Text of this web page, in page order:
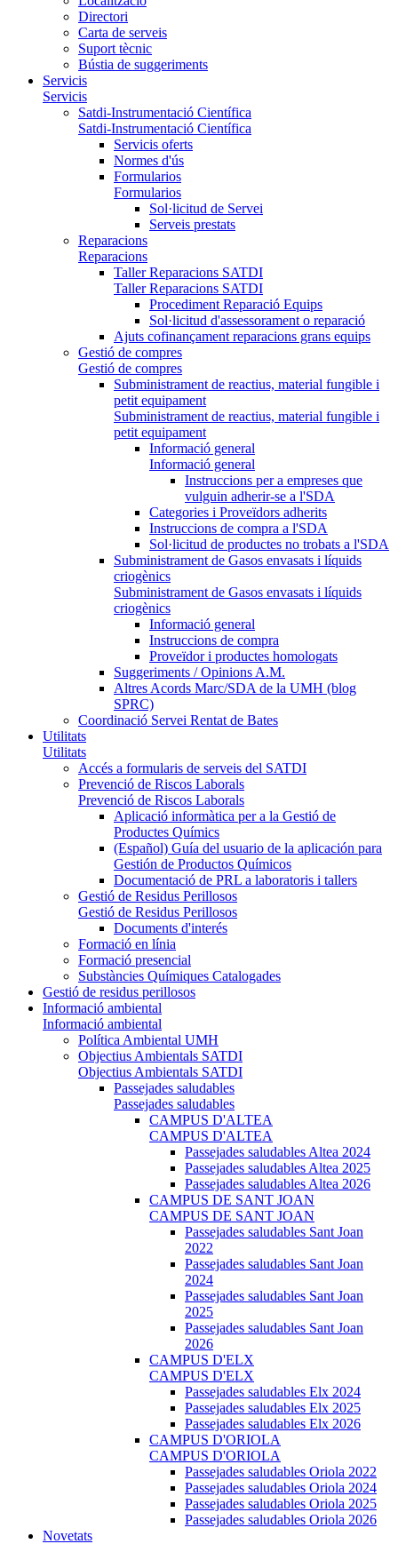
Directori
Carta de serveis
Suport tècnic
Bústia de suggeriments
Servicis
Servicis
Satdi-Instrumentació Científica
Satdi-Instrumentació Científica
Servicis oferts
Normes d'ús
Formularios
Formularios
Sol·licitud de Servei
Serveis prestats
Reparacions
Reparacions
Taller Reparacions SATDI
Taller Reparacions SATDI
Procediment Reparació Equips
Sol·licitud d'assessorament o reparació
Ajuts cofinançament reparacions grans equips
Gestió de compres
Gestió de compres
Subministrament de reactius, material fungible i
petit equipament
Subministrament de reactius, material fungible i
petit equipament
Informació general
Informació general
Instruccions per a empreses que
vulguin adherir-se a l'SDA
Categories i Proveïdors adherits
Instruccions de compra a l'SDA
Sol·licitud de productes no trobats a l'SDA
Subministrament de Gasos envasats i líquids
criogènics
Subministrament de Gasos envasats i líquids
criogènics
Informació general
Instruccions de compra
Proveïdor i productes homologats
Suggeriments / Opinions A.M.
Altres Acords Marc/SDA de la UMH (blog
SPRC)
Coordinació Servei Rentat de Bates
Utilitats
Utilitats
Accés a formularis de serveis del SATDI
Prevenció de Riscos Laborals
Prevenció de Riscos Laborals
Aplicació informàtica per a la Gestió de
Productes Químics
(Español) Guía del usuario de la aplicación para
Gestión de Productos Químicos
Documentació de PRL a laboratoris i tallers
Gestió de Residus Perillosos
Gestió de Residus Perillosos
Documents d'interés
Formació en línia
Formació presencial
Substàncies Químiques Catalogades
Gestió de residus perillosos
Informació ambiental
Informació ambiental
Política Ambiental UMH
Objectius Ambientals SATDI
Objectius Ambientals SATDI
Passejades saludables
Passejades saludables
CAMPUS D'ALTEA
CAMPUS D'ALTEA
Passejades saludables Altea 2024
Passejades saludables Altea 2025
Passejades saludables Altea 2026
CAMPUS DE SANT JOAN
CAMPUS DE SANT JOAN
Passejades saludables Sant Joan
2022
Passejades saludables Sant Joan
2024
Passejades saludables Sant Joan
2025
Passejades saludables Sant Joan
2026
CAMPUS D'ELX
CAMPUS D'ELX
Passejades saludables Elx 2024
Passejades saludables Elx 2025
Passejades saludables Elx 2026
CAMPUS D'ORIOLA
CAMPUS D'ORIOLA
Passejades saludables Oriola 2022
Passejades saludables Oriola 2024
Passejades saludables Oriola 2025
Passejades saludables Oriola 2026
Novetats